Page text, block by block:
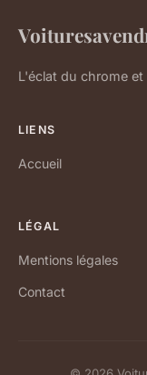
L'éclat du chrome
LIENS
Accueil
LÉGAL
Mentions légales
Contact